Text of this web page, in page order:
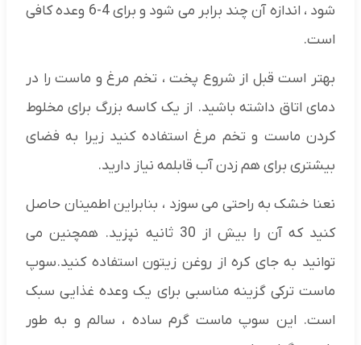
شود ، اندازه آن چند برابر می شود و برای 4-6 وعده کافی
است.
بهتر است قبل از شروع پخت ، تخم مرغ و ماست را در
دمای اتاق داشته باشید. از یک کاسه بزرگ برای مخلوط
کردن ماست و تخم مرغ استفاده کنید زیرا به فضای
بیشتری برای هم زدن آب قابلمه نیاز دارید.
نعنا خشک به راحتی می سوزد ، بنابراین اطمینان حاصل
کنید که آن را بیش از 30 ثانیه نپزید. همچنین می
توانید به جای کره از روغن زیتون استفاده کنید.سوپ
ماست ترکی گزینه مناسبی برای یک وعده غذایی سبک
است. این سوپ ماست گرم ساده ، سالم و به طور